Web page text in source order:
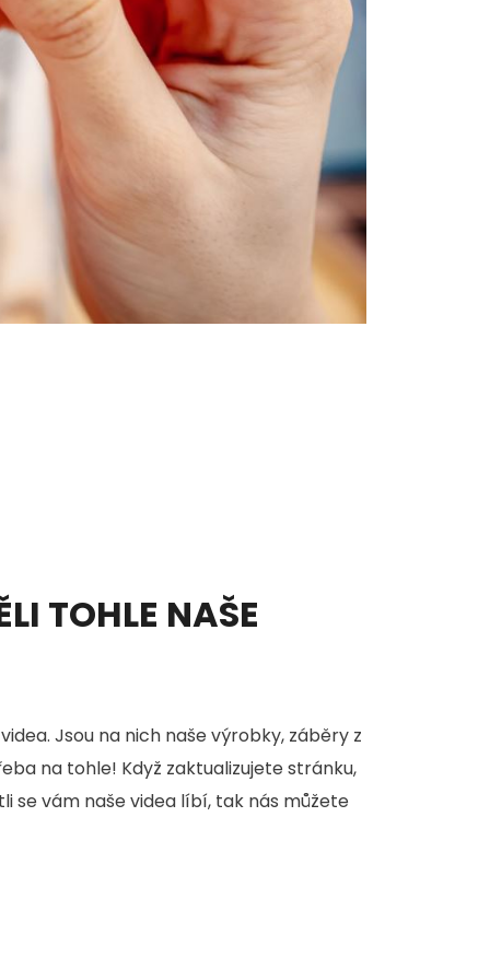
TOHLE NAŠE
Jsou na nich naše výrobky, záběry z
na tohle! Když zaktualizujete stránku,
se vám naše videa líbí, tak nás můžete